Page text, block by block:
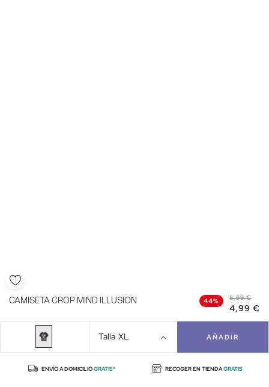
CAMISETA CROP MIND ILLUSION 44% 8,99 €
4,99 €
Talla XL AÑADIR
ENVÍO A DOMICILIOGRATIS* RECOGER EN TIENDAGRATIS